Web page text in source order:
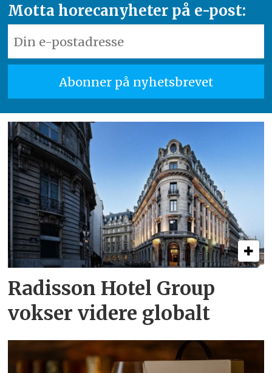
Motta horecanyheter på e-post:
Radisson Hotel Group
vokser videre globalt